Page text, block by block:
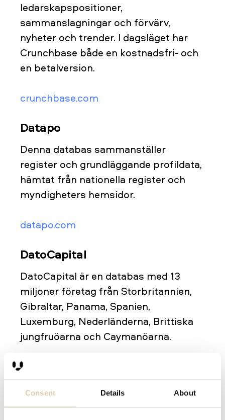
Consent Details About
ledarskapspositioner,
sammanslagningar och förvärv,
nyheter och trender. I dagsläget har
Crunchbase både en kostnadsfri- och
en betalversion.
crunchbase.com
Datapo
Denna databas sammanställer
register och grundläggande profildata,
hämtat från nationella register och
myndigheters hemsidor.
datapo.com
DatoCapital
DatoCapital är en databas med 13
miljoner företag från Storbritannien,
Gibraltar, Panama, Spanien,
Luxemburg, Nederländerna, Brittiska
jungfruöarna och Caymanöarna.
en.datocapital.com
D B Hoovers